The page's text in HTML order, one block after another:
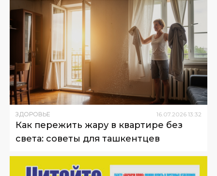
ЗДОРОВЬЕ 16.07.2026 13:32
Как пережить жару в квартире без
света: советы для ташкентцев